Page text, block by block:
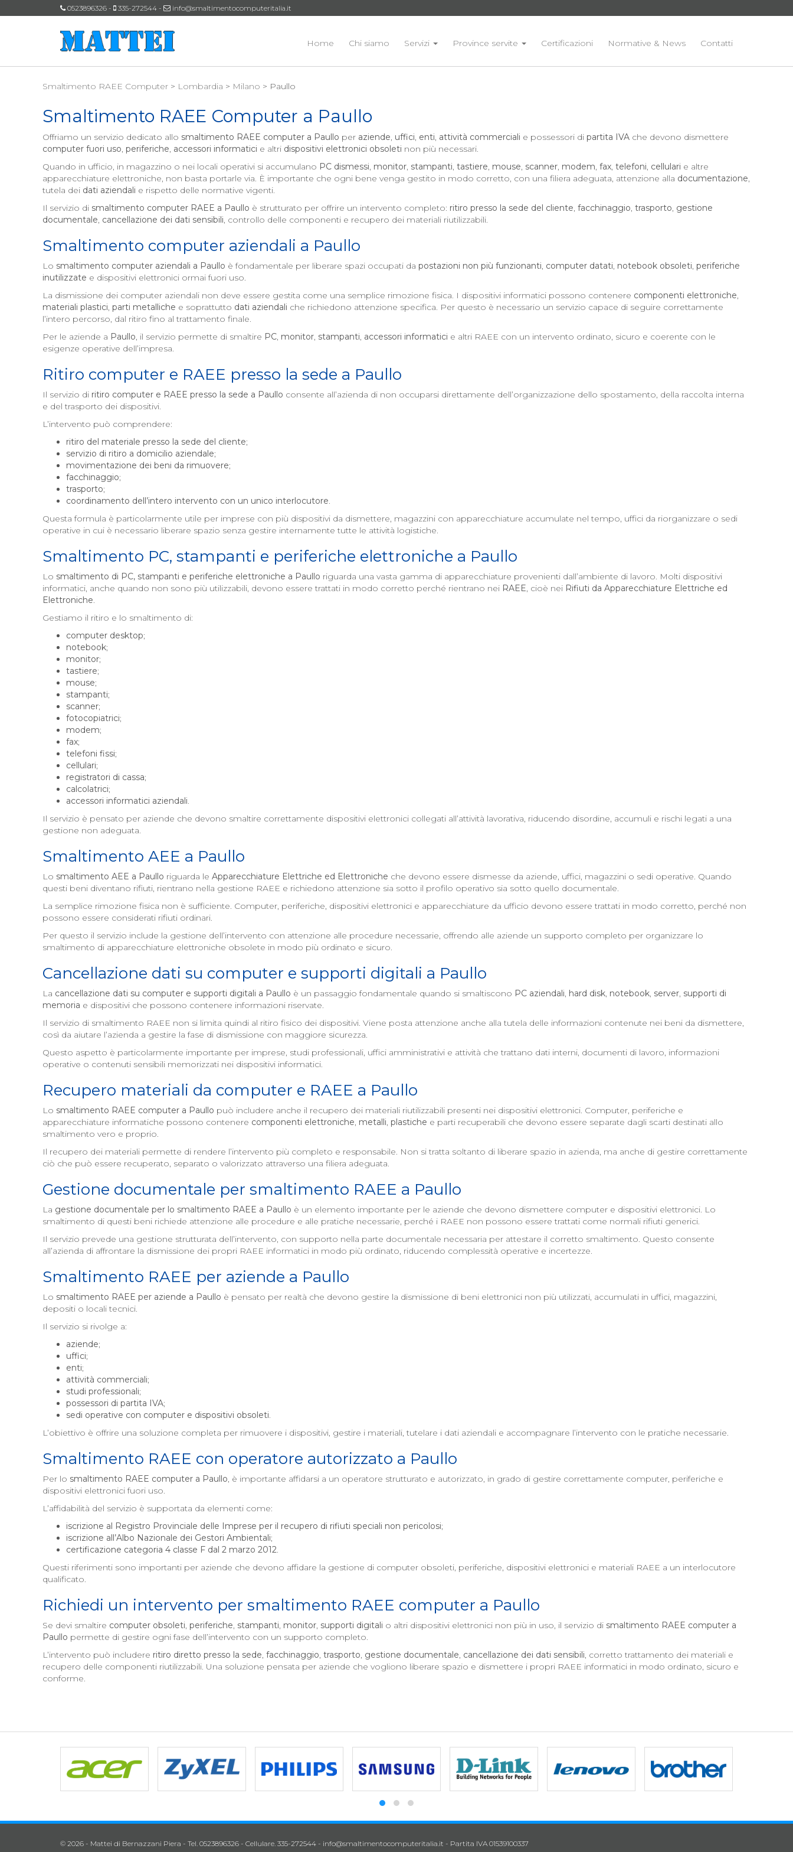
0523896326 - 335-272544 - info@smaltimentocomputeritalia.it
Home Chi siamo Servizi Province servite Certificazioni Normative & News Contatti
Smaltimento RAEE Computer > Lombardia > Milano > Paullo
Smaltimento RAEE Computer a Paullo
Offriamo un servizio dedicato allo smaltimento RAEE computer a Paullo per aziende, uffici, enti, attività commerciali e possessori di partita IVA che devono dismettere
computer fuori uso, periferiche, accessori informatici e altri dispositivi elettronici obsoleti non più necessari.
Quando in ufficio, in magazzino o nei locali operativi si accumulano PC dismessi, monitor, stampanti, tastiere, mouse, scanner, modem, fax, telefoni, cellulari e altre
apparecchiature elettroniche, non basta portarle via. È importante che ogni bene venga gestito in modo corretto, con una filiera adeguata, attenzione alla documentazione,
tutela dei dati aziendali e rispetto delle normative vigenti.
Il servizio di smaltimento computer RAEE a Paullo è strutturato per offrire un intervento completo: ritiro presso la sede del cliente, facchinaggio, trasporto, gestione
documentale, cancellazione dei dati sensibili, controllo delle componenti e recupero dei materiali riutilizzabili.
Smaltimento computer aziendali a Paullo
Lo smaltimento computer aziendali a Paullo è fondamentale per liberare spazi occupati da postazioni non più funzionanti, computer datati, notebook obsoleti, periferiche
inutilizzate e dispositivi elettronici ormai fuori uso.
La dismissione dei computer aziendali non deve essere gestita come una semplice rimozione fisica. I dispositivi informatici possono contenere componenti elettroniche,
materiali plastici, parti metalliche e soprattutto dati aziendali che richiedono attenzione specifica. Per questo è necessario un servizio capace di seguire correttamente
l’intero percorso, dal ritiro fino al trattamento finale.
Per le aziende a Paullo, il servizio permette di smaltire PC, monitor, stampanti, accessori informatici e altri RAEE con un intervento ordinato, sicuro e coerente con le
esigenze operative dell’impresa.
Ritiro computer e RAEE presso la sede a Paullo
Il servizio di ritiro computer e RAEE presso la sede a Paullo consente all’azienda di non occuparsi direttamente dell’organizzazione dello spostamento, della raccolta interna
e del trasporto dei dispositivi.
L’intervento può comprendere:
ritiro del materiale presso la sede del cliente;
servizio di ritiro a domicilio aziendale;
movimentazione dei beni da rimuovere;
facchinaggio;
trasporto;
coordinamento dell’intero intervento con un unico interlocutore.
Questa formula è particolarmente utile per imprese con più dispositivi da dismettere, magazzini con apparecchiature accumulate nel tempo, uffici da riorganizzare o sedi
operative in cui è necessario liberare spazio senza gestire internamente tutte le attività logistiche.
Smaltimento PC, stampanti e periferiche elettroniche a Paullo
Lo smaltimento di PC, stampanti e periferiche elettroniche a Paullo riguarda una vasta gamma di apparecchiature provenienti dall’ambiente di lavoro. Molti dispositivi
informatici, anche quando non sono più utilizzabili, devono essere trattati in modo corretto perché rientrano nei RAEE, cioè nei Rifiuti da Apparecchiature Elettriche ed
Elettroniche.
Gestiamo il ritiro e lo smaltimento di:
computer desktop;
notebook;
monitor;
tastiere;
mouse;
stampanti;
scanner;
fotocopiatrici;
modem;
fax;
telefoni fissi;
cellulari;
registratori di cassa;
calcolatrici;
accessori informatici aziendali.
Il servizio è pensato per aziende che devono smaltire correttamente dispositivi elettronici collegati all’attività lavorativa, riducendo disordine, accumuli e rischi legati a una
gestione non adeguata.
Smaltimento AEE a Paullo
Lo smaltimento AEE a Paullo riguarda le Apparecchiature Elettriche ed Elettroniche che devono essere dismesse da aziende, uffici, magazzini o sedi operative. Quando
questi beni diventano rifiuti, rientrano nella gestione RAEE e richiedono attenzione sia sotto il profilo operativo sia sotto quello documentale.
La semplice rimozione fisica non è sufficiente. Computer, periferiche, dispositivi elettronici e apparecchiature da ufficio devono essere trattati in modo corretto, perché non
possono essere considerati rifiuti ordinari.
Per questo il servizio include la gestione dell’intervento con attenzione alle procedure necessarie, offrendo alle aziende un supporto completo per organizzare lo
smaltimento di apparecchiature elettroniche obsolete in modo più ordinato e sicuro.
Cancellazione dati su computer e supporti digitali a Paullo
La cancellazione dati su computer e supporti digitali a Paullo è un passaggio fondamentale quando si smaltiscono PC aziendali, hard disk, notebook, server, supporti di
memoria e dispositivi che possono contenere informazioni riservate.
Il servizio di smaltimento RAEE non si limita quindi al ritiro fisico dei dispositivi. Viene posta attenzione anche alla tutela delle informazioni contenute nei beni da dismettere,
così da aiutare l’azienda a gestire la fase di dismissione con maggiore sicurezza.
Questo aspetto è particolarmente importante per imprese, studi professionali, uffici amministrativi e attività che trattano dati interni, documenti di lavoro, informazioni
operative o contenuti sensibili memorizzati nei dispositivi informatici.
Recupero materiali da computer e RAEE a Paullo
Lo smaltimento RAEE computer a Paullo può includere anche il recupero dei materiali riutilizzabili presenti nei dispositivi elettronici. Computer, periferiche e
apparecchiature informatiche possono contenere componenti elettroniche, metalli, plastiche e parti recuperabili che devono essere separate dagli scarti destinati allo
smaltimento vero e proprio.
Il recupero dei materiali permette di rendere l’intervento più completo e responsabile. Non si tratta soltanto di liberare spazio in azienda, ma anche di gestire correttamente
ciò che può essere recuperato, separato o valorizzato attraverso una filiera adeguata.
Gestione documentale per smaltimento RAEE a Paullo
La gestione documentale per lo smaltimento RAEE a Paullo è un elemento importante per le aziende che devono dismettere computer e dispositivi elettronici. Lo
smaltimento di questi beni richiede attenzione alle procedure e alle pratiche necessarie, perché i RAEE non possono essere trattati come normali rifiuti generici.
Il servizio prevede una gestione strutturata dell’intervento, con supporto nella parte documentale necessaria per attestare il corretto smaltimento. Questo consente
all’azienda di affrontare la dismissione dei propri RAEE informatici in modo più ordinato, riducendo complessità operative e incertezze.
Smaltimento RAEE per aziende a Paullo
Lo smaltimento RAEE per aziende a Paullo è pensato per realtà che devono gestire la dismissione di beni elettronici non più utilizzati, accumulati in uffici, magazzini,
depositi o locali tecnici.
Il servizio si rivolge a:
aziende;
uffici;
enti;
attività commerciali;
studi professionali;
possessori di partita IVA;
sedi operative con computer e dispositivi obsoleti.
L’obiettivo è offrire una soluzione completa per rimuovere i dispositivi, gestire i materiali, tutelare i dati aziendali e accompagnare l’intervento con le pratiche necessarie.
Smaltimento RAEE con operatore autorizzato a Paullo
Per lo smaltimento RAEE computer a Paullo, è importante affidarsi a un operatore strutturato e autorizzato, in grado di gestire correttamente computer, periferiche e
dispositivi elettronici fuori uso.
L’affidabilità del servizio è supportata da elementi come:
iscrizione al Registro Provinciale delle Imprese per il recupero di rifiuti speciali non pericolosi;
iscrizione all’Albo Nazionale dei Gestori Ambientali;
certificazione categoria 4 classe F dal 2 marzo 2012.
Questi riferimenti sono importanti per aziende che devono affidare la gestione di computer obsoleti, periferiche, dispositivi elettronici e materiali RAEE a un interlocutore
qualificato.
Richiedi un intervento per smaltimento RAEE computer a Paullo
Se devi smaltire computer obsoleti, periferiche, stampanti, monitor, supporti digitali o altri dispositivi elettronici non più in uso, il servizio di smaltimento RAEE computer a
Paullo permette di gestire ogni fase dell’intervento con un supporto completo.
L’intervento può includere ritiro diretto presso la sede, facchinaggio, trasporto, gestione documentale, cancellazione dei dati sensibili, corretto trattamento dei materiali e
recupero delle componenti riutilizzabili. Una soluzione pensata per aziende che vogliono liberare spazio e dismettere i propri RAEE informatici in modo ordinato, sicuro e
conforme.
© 2026 - Mattei di Bernazzani Piera - Tel. 0523896326 - Cellulare. 335-272544 - info@smaltimentocomputeritalia.it - Partita IVA 01539100337